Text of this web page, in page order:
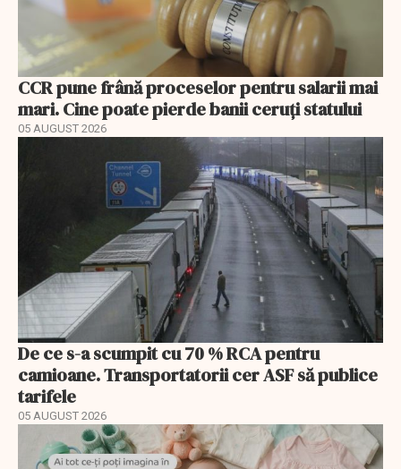
CCR pune frână proceselor pentru salarii mai
mari. Cine poate pierde banii ceruți statului
05 AUGUST 2026
De ce s-a scumpit cu 70 % RCA pentru
camioane. Transportatorii cer ASF să publice
tarifele
05 AUGUST 2026